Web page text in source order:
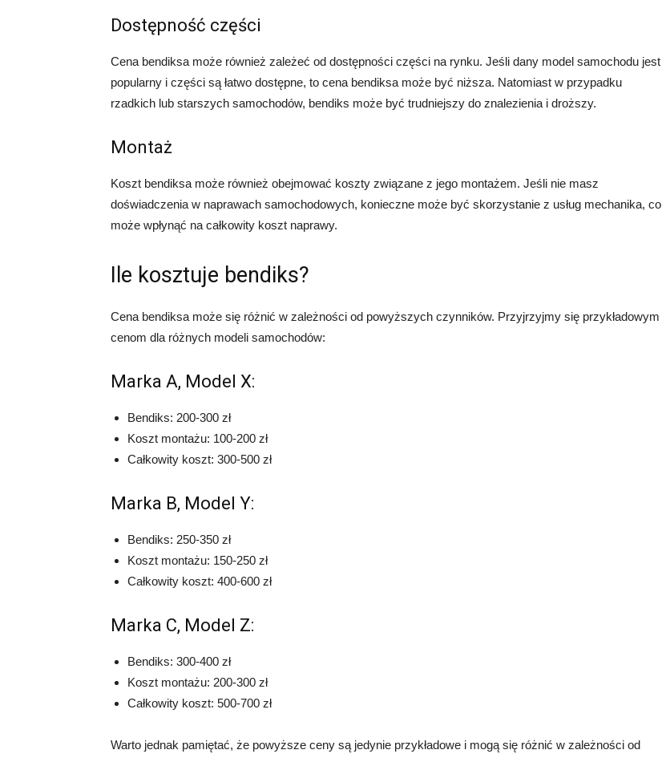
Dostępność części
Cena bendiksa może również zależeć od dostępności części na rynku. Jeśli dany model samochodu jest
popularny i części są łatwo dostępne, to cena bendiksa może być niższa. Natomiast w przypadku
rzadkich lub starszych samochodów, bendiks może być trudniejszy do znalezienia i droższy.
Montaż
Koszt bendiksa może również obejmować koszty związane z jego montażem. Jeśli nie masz
doświadczenia w naprawach samochodowych, konieczne może być skorzystanie z usług mechanika, co
może wpłynąć na całkowity koszt naprawy.
Ile kosztuje bendiks?
Cena bendiksa może się różnić w zależności od powyższych czynników. Przyjrzyjmy się przykładowym
cenom dla różnych modeli samochodów:
Marka A, Model X:
Bendiks: 200-300 zł
Koszt montażu: 100-200 zł
Całkowity koszt: 300-500 zł
Marka B, Model Y:
Bendiks: 250-350 zł
Koszt montażu: 150-250 zł
Całkowity koszt: 400-600 zł
Marka C, Model Z:
Bendiks: 300-400 zł
Koszt montażu: 200-300 zł
Całkowity koszt: 500-700 zł
Warto jednak pamiętać, że powyższe ceny są jedynie przykładowe i mogą się różnić w zależności od